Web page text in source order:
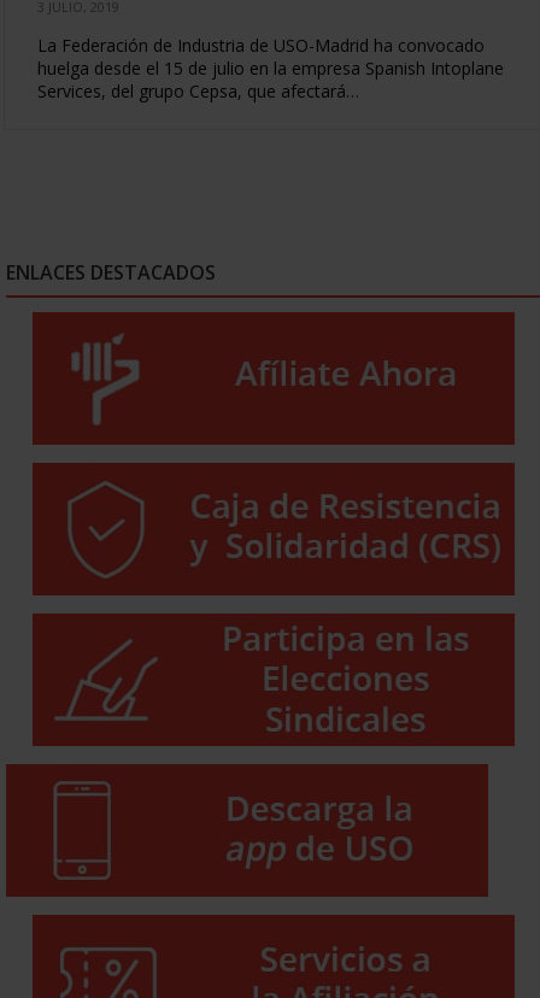
3 JULIO, 2019
La Federación de Industria de USO-Madrid ha convocado
huelga desde el 15 de julio en la empresa Spanish Intoplane
Services, del grupo Cepsa, que afectará…
ENLACES DESTACADOS